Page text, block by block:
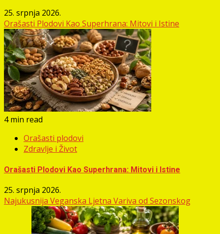
25. srpnja 2026.
Orašasti Plodovi Kao Superhrana: Mitovi i Istine
4 min read
Orašasti plodovi
Zdravlje i Život
Orašasti Plodovi Kao Superhrana: Mitovi i Istine
25. srpnja 2026.
Najukusnija Veganska Ljetna Variva od Sezonskog